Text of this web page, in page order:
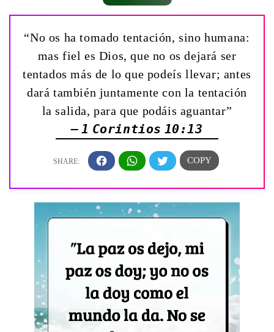
“No os ha tomado tentación, sino humana:
mas fiel es Dios, que no os dejará ser
tentados más de lo que podeís llevar; antes
dará también juntamente con la tentación
la salida, para que podáis aguantar”
— 1 Corintios 10:13